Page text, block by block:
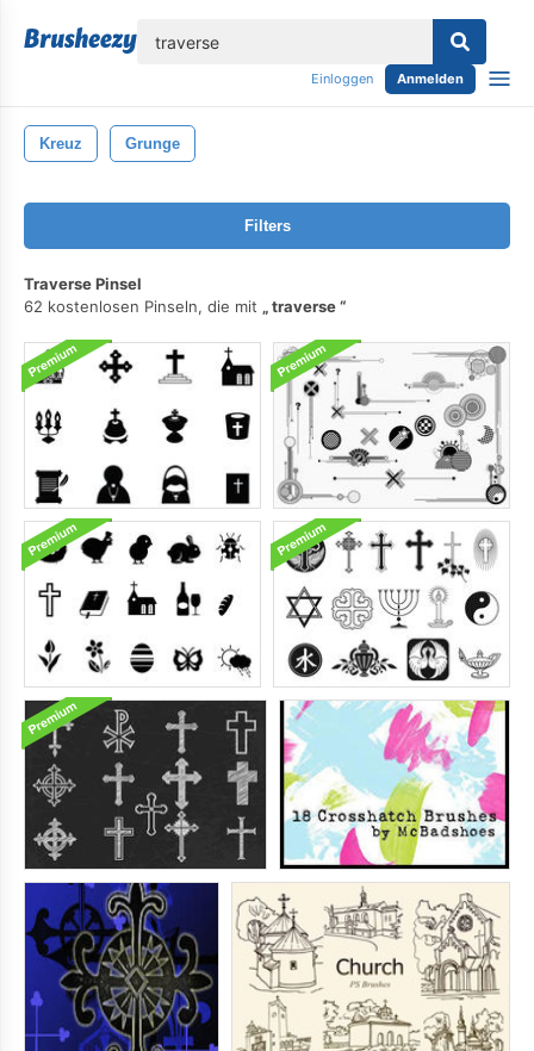
Einloggen Anmelden
Kreuz Grunge
Filters
Traverse Pinsel
62 kostenlosen Pinseln, die mit
traverse